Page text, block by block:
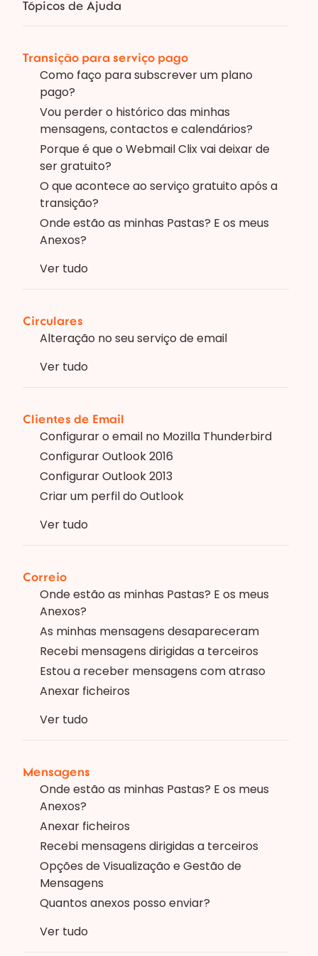
Tópicos de Ajuda
Transição para serviço pago
Como faço para subscrever um plano
pago?
Vou perder o histórico das minhas
mensagens, contactos e calendários?
Porque é que o Webmail Clix vai deixar de
ser gratuito?
O que acontece ao serviço gratuito após a
transição?
Onde estão as minhas Pastas? E os meus
Anexos?
Ver tudo
Circulares
Alteração no seu serviço de email
Ver tudo
Clientes de Email
Configurar o email no Mozilla Thunderbird
Configurar Outlook 2016
Configurar Outlook 2013
Criar um perfil do Outlook
Ver tudo
Correio
Onde estão as minhas Pastas? E os meus
Anexos?
As minhas mensagens desapareceram
Recebi mensagens dirigidas a terceiros
Estou a receber mensagens com atraso
Anexar ficheiros
Ver tudo
Mensagens
Onde estão as minhas Pastas? E os meus
Anexos?
Anexar ficheiros
Recebi mensagens dirigidas a terceiros
Opções de Visualização e Gestão de
Mensagens
Quantos anexos posso enviar?
Ver tudo